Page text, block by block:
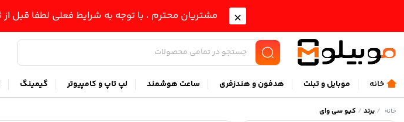
مشتریان محترم ، با توجه به شرایط فعلی لطفا
خانه موبايل و تبلت هدفون و هندزفری ساعت هوشمند لپ تاپ و کامپیوتر گیمینگ
خانه /برند / کیو سی وای